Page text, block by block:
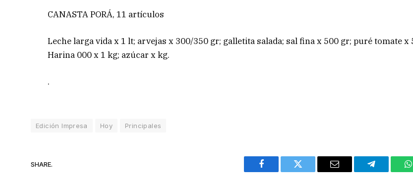
CANASTA PORÁ, 11 artículos
Leche larga vida x 1 lt; arvejas x 300/350 gr; galletita salada; sal fina x 500 gr; puré tomate x
Harina 000 x 1 kg; azúcar x kg.
.
Edición Impresa Hoy Principales
SHARE.
Facebook Twitter Email Telegram